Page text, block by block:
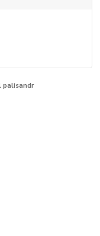
palisandr